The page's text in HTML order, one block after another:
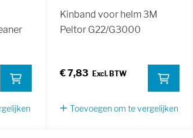
Kinband voor helm 3M
Peltor G22/G3000
€ 7,83
Toevoegen om te vergelijken